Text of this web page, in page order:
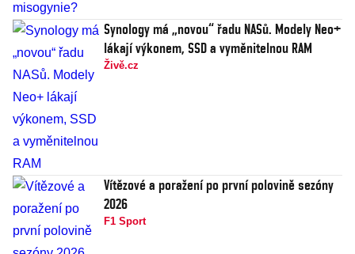
Synology má „novou“ řadu NASů. Modely Neo+
lákají výkonem, SSD a vyměnitelnou RAM
Živě.cz
Vítězové a poražení po první polovině sezóny
2026
F1 Sport